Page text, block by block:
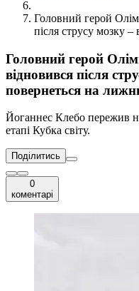
Головний герой
після струсу мозку
Головний герой
відновився після
повернеться на
Йоганнес Клебо пережив
етапі Кубка світу.
Поділитись
0
коментарі